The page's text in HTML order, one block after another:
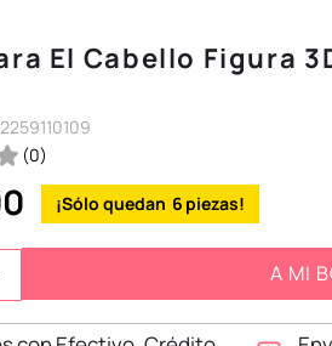
El Cabello Figura
(0)
6
A MI